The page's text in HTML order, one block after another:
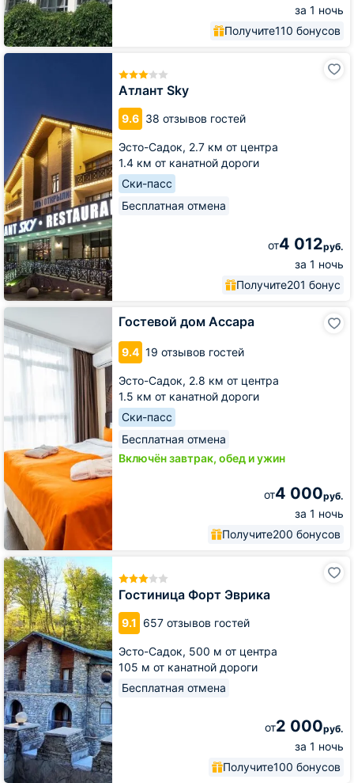
за 1 ночь
Получите110 бонусов
Атлант Sky
9.6 38 отзывов гостей
Эсто-Садок, 2.7 км от центра
1.4 км от канатной дороги
Ски-пасс
Бесплатная отмена
от4 012руб.
за 1 ночь
Получите201 бонус
Атлант
Гостевой дом Ассара
9.4 19 отзывов гостей
Эсто-Садок, 2.8 км от центра
1.5 км от канатной дороги
Ски-пасс
Бесплатная отмена
Включён завтрак, обед и ужин
от4 000руб.
за 1 ночь
Получите200 бонусов
Гостевой
дом
Ассара
Гостиница Форт Эврика
9.1 657 отзывов гостей
Эсто-Садок, 500 м от центра
105 м от канатной дороги
Бесплатная отмена
от2 000руб.
за 1 ночь
Получите100 бонусов
Гостиница
Форт
Эврика